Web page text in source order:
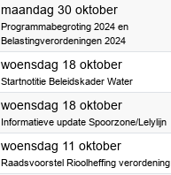
maandag 30 oktober2023
Programmabegroting 2024 en
Belastingverordeningen 2024
woensdag 18 oktober2023
Startnotitie Beleidskader Water
woensdag 18 oktober2023
Informatieve update Spoorzone/Lelylijn
woensdag 11 oktober2023
Raadsvoorstel Rioolheffing verordening